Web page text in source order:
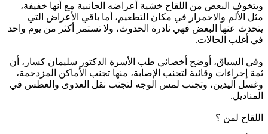
ويتخوف البعض من اللقاح خشية أعراضه الجانبية مع أنها خفيفة،
مثل الألم والاحمرار في مكان التطعيم، أما باقي الأعراض التي
يتحدث عنها البعض فهي نادرة الحدوث، ولا تستمر أكثر من يوم واحد
في أغلب الحالات.
وفي السياق، أوضح أخصائي طب الأسرة الدكتور سليمان كسار، أن
ثمة إجراءات وقائية لتجنب الإصابة، منها تجنب الأماكن المزدحمة،
وغسل اليدين، وتجنب لمس الوجه لتجنب نقل العدوى والعطس في
المناديل.
اللقاح لمن ؟